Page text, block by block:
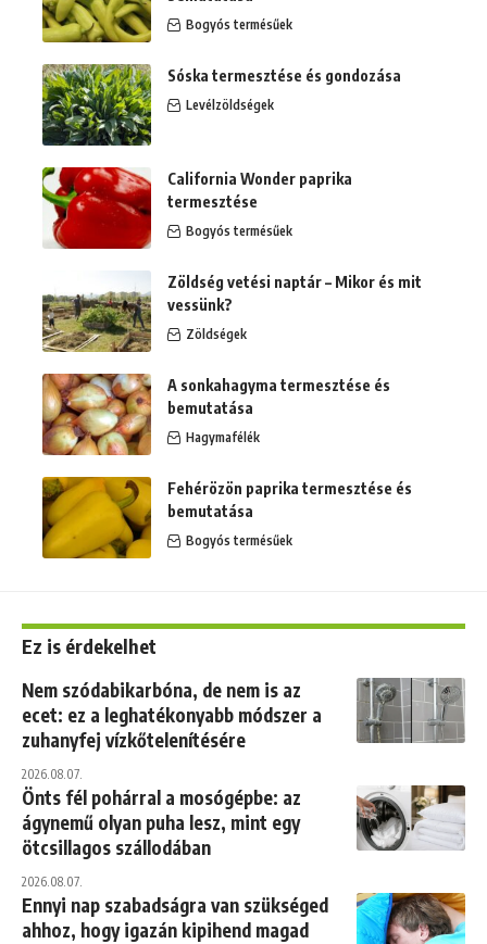
Bogyós termésűek
Sóska termesztése és gondozása
Levélzöldségek
California Wonder paprika
termesztése
Bogyós termésűek
Zöldség vetési naptár – Mikor és mit
vessünk?
Zöldségek
A sonkahagyma termesztése és
bemutatása
Hagymafélék
Fehérözön paprika termesztése és
bemutatása
Bogyós termésűek
Ez is érdekelhet
Nem szódabikarbóna, de nem is az
ecet: ez a leghatékonyabb módszer a
zuhanyfej vízkőtelenítésére
2026.08.07.
Önts fél pohárral a mosógépbe: az
ágynemű olyan puha lesz, mint egy
ötcsillagos szállodában
2026.08.07.
Ennyi nap szabadságra van szükséged
ahhoz, hogy igazán kipihend magad